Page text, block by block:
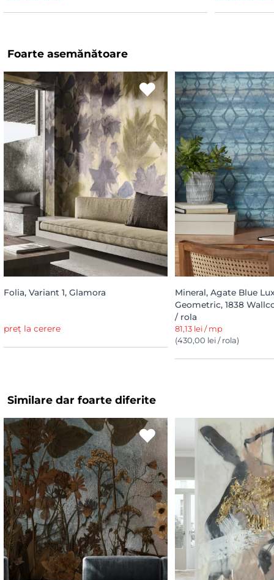
Foarte asemănătoare
Folia, Variant 1, Glamora
preț la cerere
Mineral, Agate Blue
Geometric, 1838
/ rola
81,13 lei / mp
(430,00 lei / rola)
Similare dar foarte diferite